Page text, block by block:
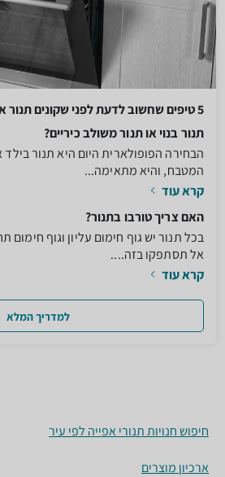
5 טיפים שחשוב לדעת לפני שקונים תנור אפייה
תנור בנוי או תנור משולב כיריים?
הבחירה הפופולארית היום היא תנור
המטבח, והיא מתאימה...
קרא עוד
האם צריך טורבו בתנור?
בכל תנור יש גוף חימום עליון וגוף חימום
אל תסתפקו בזה....
קרא עוד
למדריך המלא
חיפוש חנויות תנורי אפייה לפי עיר
ארכיון מוצרים